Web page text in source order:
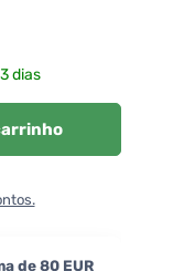
dias
de 80 EUR